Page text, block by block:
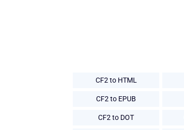
CF2 to HTML
CF2 to EPUB
CF2 to DOT